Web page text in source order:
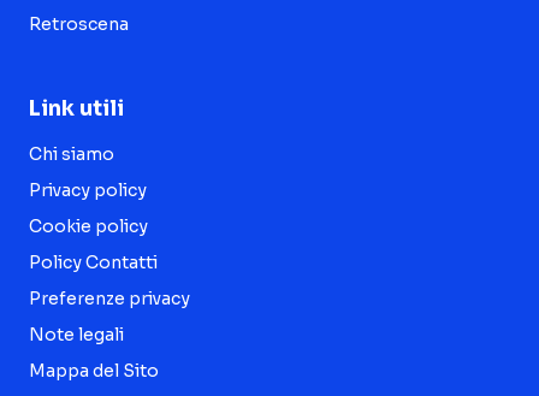
Retroscena
Link utili
Chi siamo
Privacy policy
Cookie policy
Policy Contatti
Preferenze privacy
Note legali
Mappa del Sito